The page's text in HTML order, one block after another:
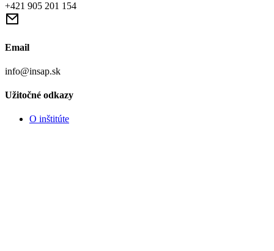
+421 905 201 154
Email
info@insap.sk
Užitočné odkazy
O inštitúte